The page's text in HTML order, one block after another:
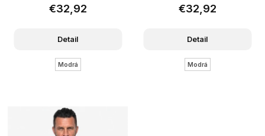
€32,92
Detail
Modrá
€32,92
Detail
Modrá